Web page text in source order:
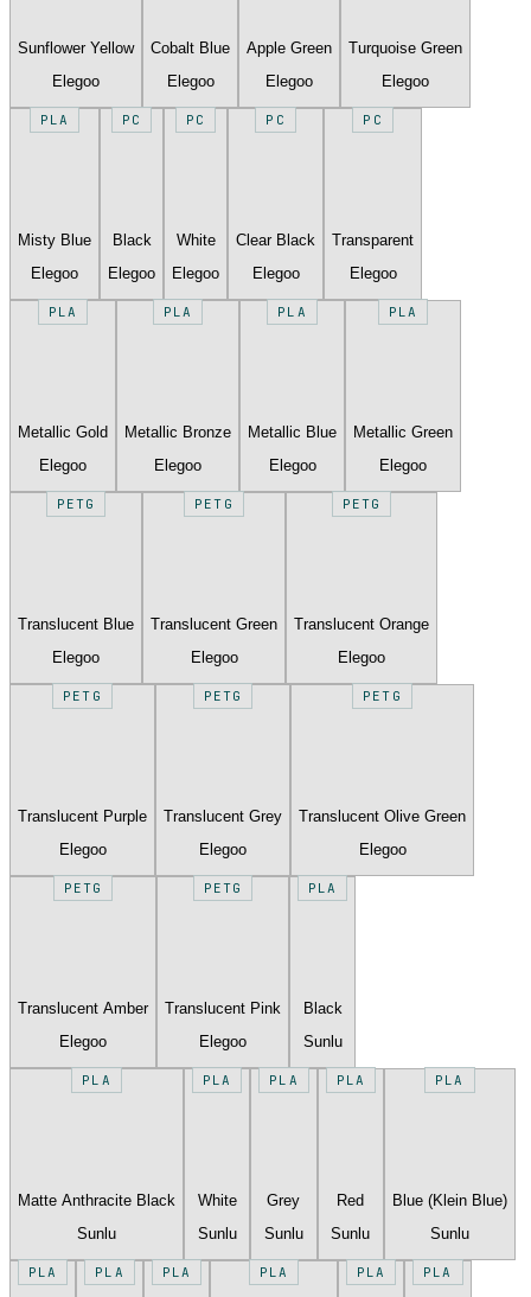
Sunflower Yellow
Elegoo
Cobalt Blue
Elegoo
Apple Green
Elegoo
Turquoise Green
Elegoo
PLA
Misty Blue
Elegoo
PC
Black
Elegoo
PC
White
Elegoo
PC
Clear Black
Elegoo
PC
Transparent
Elegoo
PLA
Metallic Gold
Elegoo
PLA
Metallic Bronze
Elegoo
PLA
Metallic Blue
Elegoo
PLA
Metallic Green
Elegoo
PETG
Translucent Blue
Elegoo
PETG
Translucent Green
Elegoo
PETG
Translucent Orange
Elegoo
PETG
Translucent Purple
Elegoo
PETG
Translucent Grey
Elegoo
PETG
Translucent Olive Green
Elegoo
PETG
Translucent Amber
Elegoo
PETG
Translucent Pink
Elegoo
PLA
Black
Sunlu
PLA
Matte Anthracite Black
Sunlu
PLA
White
Sunlu
PLA
Grey
Sunlu
PLA
Red
Sunlu
PLA
Blue (Klein Blue)
Sunlu
PLA PLA PLA PLA PLA PLA